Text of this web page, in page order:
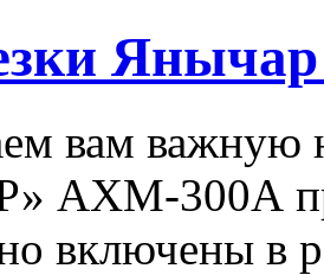
Янычар
вам важную
АХМ-300А
включены в